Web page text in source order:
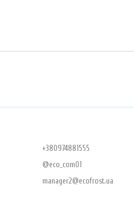
+380974881555
@eco_com01
manager2@ecofrost.ua